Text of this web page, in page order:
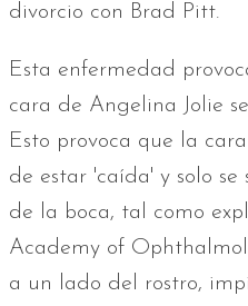
divorcio con Brad Pitt.
Esta enfermedad
cara de Angelina Jolie
Esto provoca que la
de estar 'caída' y solo
de la boca, tal como
Academy of
a un lado del rostro,